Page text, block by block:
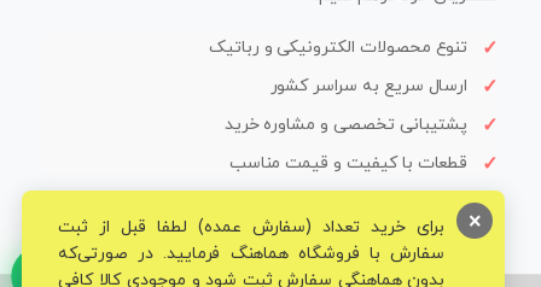
تنوع محصولات الکترونیکی و رباتیک
ارسال سریع به سراسر کشور
پشتیبانی تخصصی و مشاوره خرید
قطعات با کیفیت و قیمت مناسب
برای خرید تعداد (سفارش عمده) لطفا قبل از ثبت
سفارش با فروشگاه هماهنگ فرمایید. در صورتی‌که
بدون هماهنگی سفارش ثبت شود و موجودی کالا کافی
×